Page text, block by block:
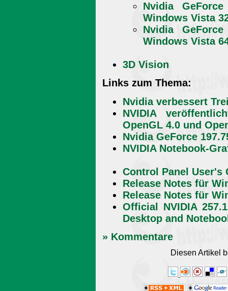
Nvidia
Windows Vista
Nvidia
Windows Vista
3D Vision
Links zum Thema:
Nvidia verbessert
NVIDIA
OpenGL 4.0 und
Nvidia GeForce
NVIDIA Notebook-
Control Panel User's
Release Notes für
Release Notes für
Official NVIDIA
Desktop and
» Kommentare
Diesen Artikel